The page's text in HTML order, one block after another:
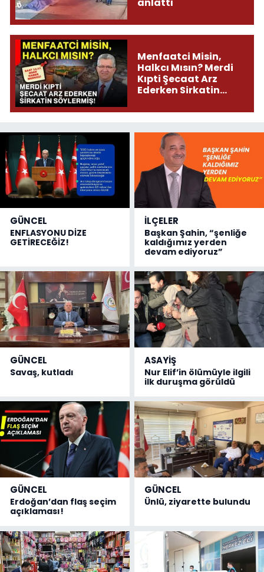
Menfaatci Misin,
Halkcı Mısın? Merdi
Kıpti Şecaat Arz
Ederken Sirkatin
GÜNCEL
ENFLASYONU DİZE
GETİRECEĞİZ!
İLÇELER
Başkan Şahin, “şenliğe
kaldığımız yerden
devam ediyoruz”
GÜNCEL
Savaş, kutladı
ASAYİŞ
Nur Elif’in ölümüyle ilgili
ilk duruşma görüldü
GÜNCEL
Erdoğan’dan flaş seçim
açıklaması!
GÜNCEL
Ünlü, ziyarette bulundu